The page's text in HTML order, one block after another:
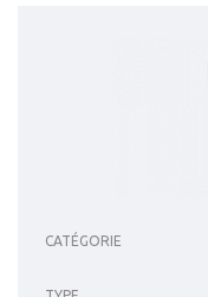
CATÉGORIE